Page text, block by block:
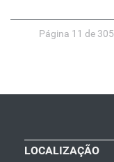
Página 11 de 305
LOCALIZAÇÃO